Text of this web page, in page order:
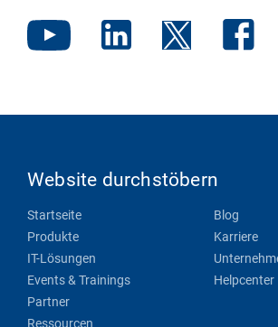
Website durchstöbern
Startseite
Produkte
IT-Lösungen
Events & Trainings
Partner
Ressourcen
Blog
Karriere
Helpcenter